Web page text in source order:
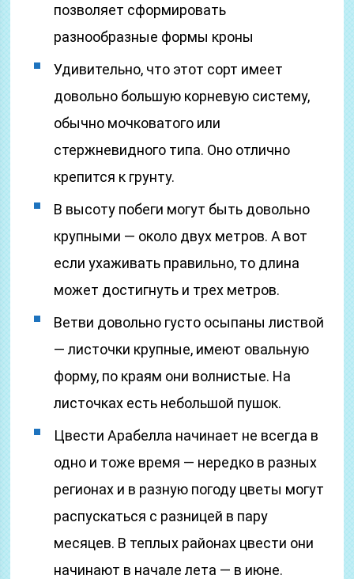
позволяет сформировать
разнообразные формы кроны
Удивительно, что этот сорт имеет
довольно большую корневую систему,
обычно мочковатого или
стержневидного типа. Оно отлично
крепится к грунту.
В высоту побеги могут быть довольно
крупными — около двух метров. А вот
если ухаживать правильно, то длина
может достигнуть и трех метров.
Ветви довольно густо осыпаны листвой
— листочки крупные, имеют овальную
форму, по краям они волнистые. На
листочках есть небольшой пушок.
Цвести Арабелла начинает не всегда в
одно и тоже время — нередко в разных
регионах и в разную погоду цветы могут
распускаться с разницей в пару
месяцев. В теплых районах цвести они
начинают в начале лета — в июне.